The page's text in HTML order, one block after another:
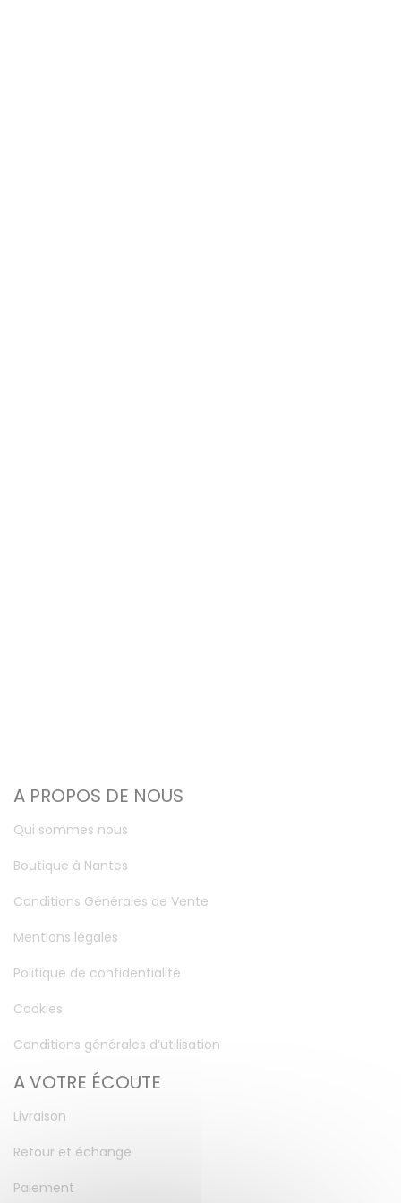
A PROPOS DE NOUS
Qui sommes nous
Boutique à Nantes
Conditions Générales de Vente
Mentions légales
Politique de confidentialité
Cookies
Conditions générales d’utilisation
A VOTRE ÉCOUTE
Livraison
Retour et échange
Paiement